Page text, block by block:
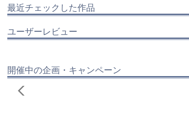
最近チェックした作品
ユーザーレビュー
開催中の企画・キャンペーン